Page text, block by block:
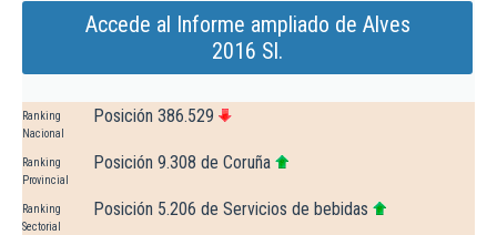
Accede al Informe ampliado de Alves
2016 Sl.
Ranking
Nacional
Posición 386.529
Ranking
Provincial
Posición 9.308 de Coruña
Ranking
Sectorial
Posición 5.206 de Servicios de bebidas